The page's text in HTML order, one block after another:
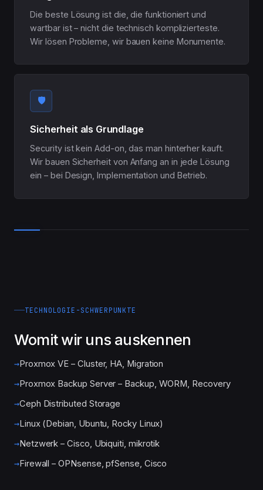
Die beste Lösung ist die, die funktioniert und
wartbar ist – nicht die technisch komplizierteste.
Wir lösen Probleme, wir bauen keine Monumente.
🛡️
Sicherheit als Grundlage
Security ist kein Add-on, das man hinterher kauft.
Wir bauen Sicherheit von Anfang an in jede Lösung
ein – bei Design, Implementation und Betrieb.
TECHNOLOGIE-SCHWERPUNKTE
Womit wir uns auskennen
Proxmox VE – Cluster, HA, Migration
Proxmox Backup Server – Backup, WORM, Recovery
Ceph Distributed Storage
Linux (Debian, Ubuntu, Rocky Linux)
Netzwerk – Cisco, Ubiquiti, mikrotik
Firewall – OPNsense, pfSense, Cisco